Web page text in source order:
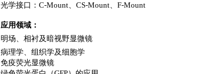
光学接口：C-Mount、CS-Mount、F-Mount
应用领域：
明场、相衬及暗视野显微镜
病理学、组织学及细胞学
免疫荧光显微镜